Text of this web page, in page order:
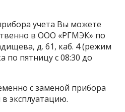
учета Вы можете
в ООО «РГМЭК» по
д. 61, каб. 4 (режим
по пятницу с 08:30 до
с заменой прибора
эксплуатацию.